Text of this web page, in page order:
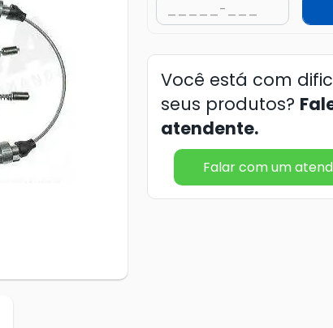
Você está com
seus produtos?
atendente.
Falar com um